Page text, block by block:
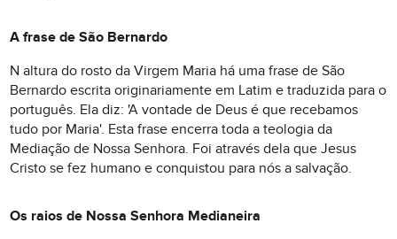
A frase de São Bernardo
N altura do rosto da Virgem Maria há uma frase de São
Bernardo escrita originariamente em Latim e traduzida para o
português. Ela diz: 'A vontade de Deus é que recebamos
tudo por Maria'. Esta frase encerra toda a teologia da
Mediação de Nossa Senhora. Foi através dela que Jesus
Cristo se fez humano e conquistou para nós a salvação.
Os raios de Nossa Senhora Medianeira